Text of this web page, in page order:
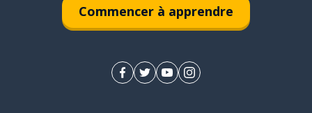
Commencer à apprendre